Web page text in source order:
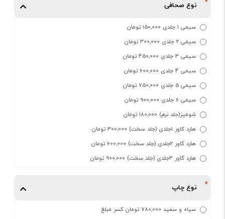
نوع صحافی
سیمی 1 جلدی 150,000 تومان
سیمی 2 جلدی 300,000 تومان
سیمی 3 جلدی 450,000 تومان
سیمی 4 جلدی 600,000 تومان
سیمی 5 جلدی 750,000 تومان
سیمی 6 جلدی 900,000 تومان
شومیز(جلد نرم) 180,000 تومان
هارد کاور 1جلدی (جلد سخت) 300,000 تومان
هارد کاور 2جلدی (جلد سخت) 600,000 تومان
هارد کاور 3جلدی (جلد سخت) 900,000 تومان
نوع چاپ
سیاه و سفید 780,000 تومان کسر مبلغ